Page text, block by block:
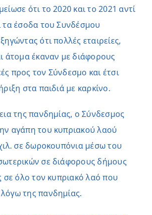
ότι το 2020 και το 2021 αντί
τα έσοδα του Συνδέσμου
ότι πολλές εταιρείες,
άτομα έκαναν με διάφορους
προς τον Σύνδεσμο και έτσι
στα παιδιά με καρκίνο.
της πανδημίας, ο Σύνδεσμος
αγάπη του κυπριακού λαού
σε δωροκουπόνια μέσω του
σε διάφορους δήμους
σε όλο τον κυπριακό λαό που
της πανδημίας.